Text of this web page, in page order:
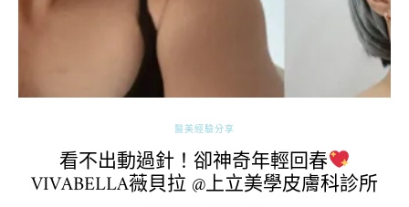
醫美經驗分享
看不出動過針！卻神奇年輕回春
VIVABELLA薇貝拉 @上立美學皮膚科診所